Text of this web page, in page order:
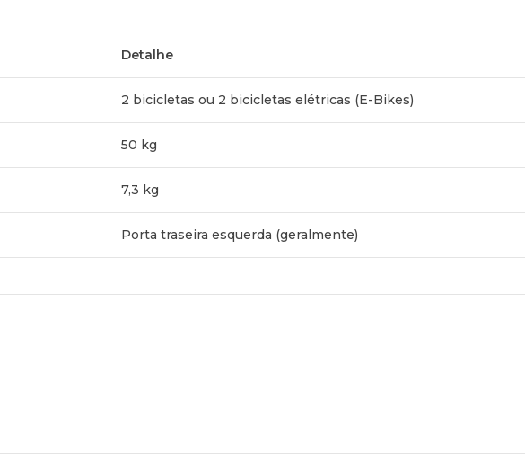
Detalhe
2 bicicletas ou 2 bicicletas elétricas (E-Bikes)
50 kg
7,3 kg
Porta traseira esquerda (geralmente)